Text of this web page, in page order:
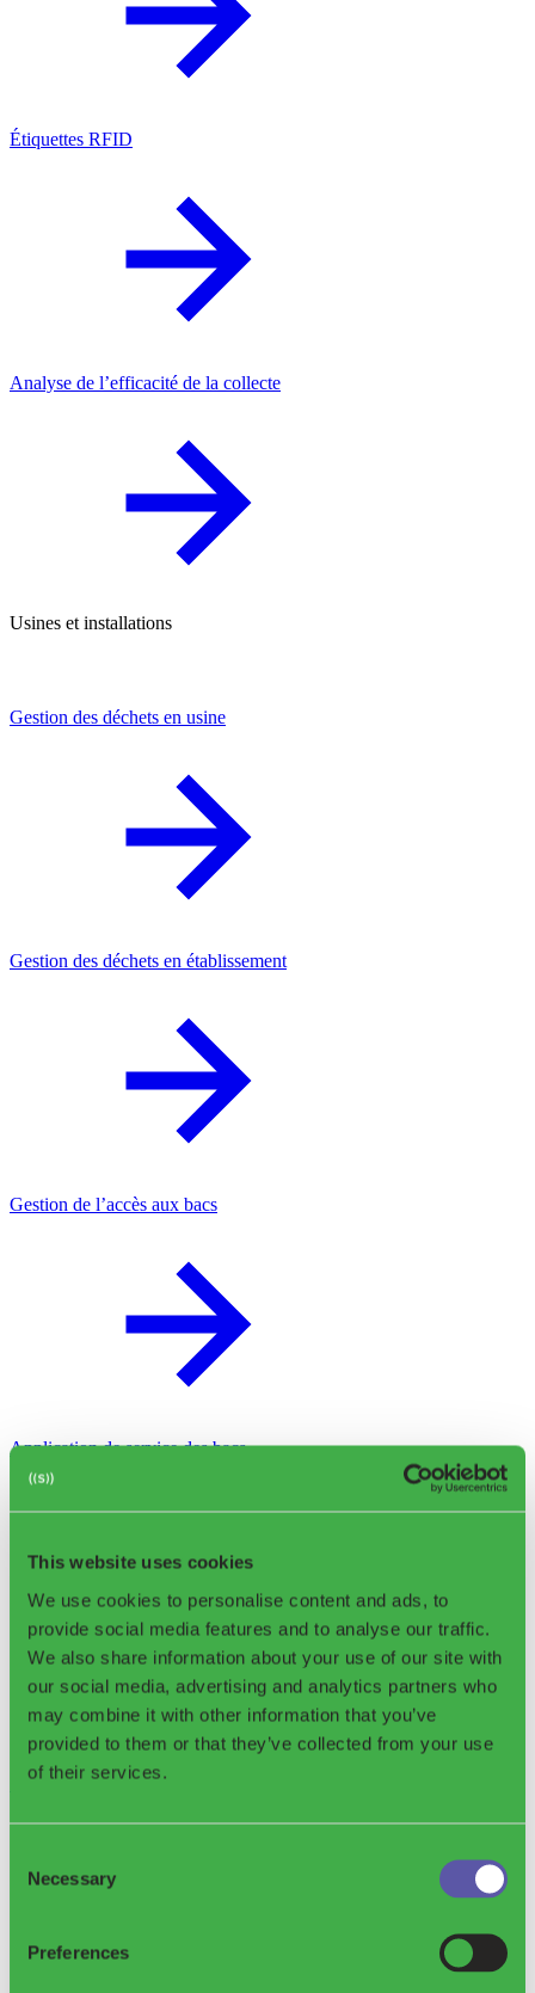
This website uses cookies
We use cookies to personalise content and ads, to
provide social media features and to analyse our traffic.
We also share information about your use of our site with
our social media, advertising and analytics partners who
may combine it with other information that you’ve
provided to them or that they’ve collected from your use
of their services.
Selection
Necessary
Preferences
Étiquettes RFID
Analyse de l’efficacité de la collecte
Usines et installations
Gestion des déchets en usine
Gestion des déchets en établissement
Gestion de l’accès aux bacs
Application de service des bacs
Système de consigne
Système informatique DRS